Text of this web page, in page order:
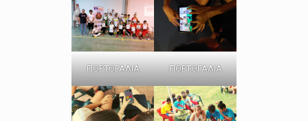
ΠΟΡΤΟΓΑΛΙΑ ΠΟΡΤΟΓΑΛΙΑ